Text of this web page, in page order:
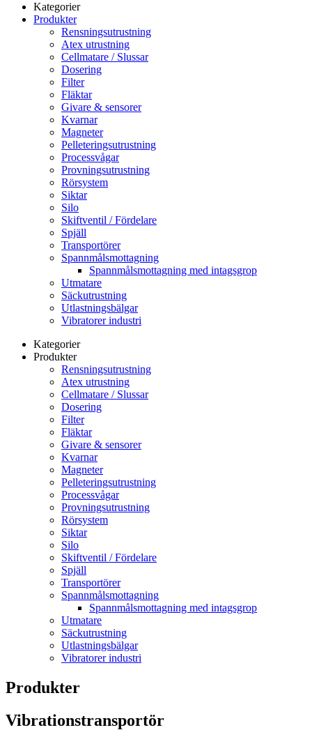
Kategorier
Produkter
Rensningsutrustning
Atex utrustning
Cellmatare / Slussar
Dosering
Filter
Fläktar
Givare & sensorer
Kvarnar
Magneter
Pelleteringsutrustning
Processvågar
Provningsutrustning
Rörsystem
Siktar
Silo
Skiftventil / Fördelare
Spjäll
Transportörer
Spannmålsmottagning
Spannmålsmottagning med intagsgrop
Utmatare
Säckutrustning
Utlastningsbälgar
Vibratorer industri
Kategorier
Produkter
Rensningsutrustning
Atex utrustning
Cellmatare / Slussar
Dosering
Filter
Fläktar
Givare & sensorer
Kvarnar
Magneter
Pelleteringsutrustning
Processvågar
Provningsutrustning
Rörsystem
Siktar
Silo
Skiftventil / Fördelare
Spjäll
Transportörer
Spannmålsmottagning
Spannmålsmottagning med intagsgrop
Utmatare
Säckutrustning
Utlastningsbälgar
Vibratorer industri
Produkter
Vibrationstransportör